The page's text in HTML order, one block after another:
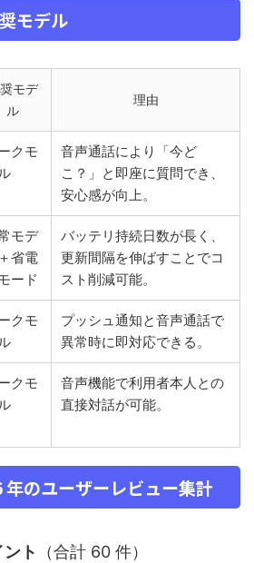
モデル
モデ
ル
理由
クモ
音声通話により「今ど
こ？」と即座に質問でき、
安心感が向上。
モデ
省電
ード
バッテリ持続日数が長く、
更新間隔を伸ばすことでコ
スト削減可能。
クモ
プッシュ通知と音声通話で
異常時に即対応できる。
クモ
音声機能で利用者本人との
直接対話が可能。
年のユーザーレビュー集計
ト
（合計 60 件）